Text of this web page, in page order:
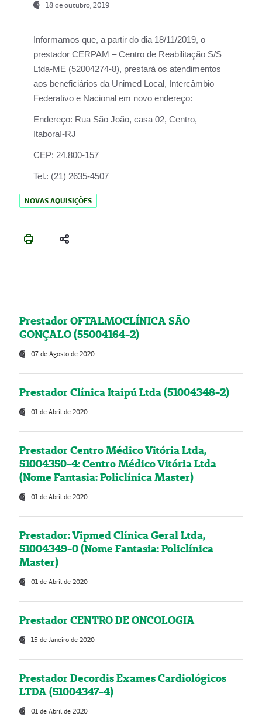
18 de outubro, 2019
Informamos que, a partir do dia 18/11/2019, o
prestador CERPAM – Centro de Reabilitação S/S
Ltda-ME (52004274-8), prestará os atendimentos
aos beneficiários da Unimed Local, Intercâmbio
Federativo e Nacional em novo endereço:
Endereço: Rua São João, casa 02, Centro,
Itaboraí-RJ
CEP: 24.800-157
Tel.: (21) 2635-4507
NOVAS AQUISIÇÕES
Prestador OFTALMOCLÍNICA SÃO
GONÇALO (55004164-2)
07 de Agosto de 2020
Prestador Clínica Itaipú Ltda (51004348-2)
01 de Abril de 2020
Prestador Centro Médico Vitória Ltda,
51004350-4: Centro Médico Vitória Ltda
(Nome Fantasia: Policlínica Master)
01 de Abril de 2020
Prestador: Vipmed Clínica Geral Ltda,
51004349-0 (Nome Fantasia: Policlínica
Master)
01 de Abril de 2020
Prestador CENTRO DE ONCOLOGIA
15 de Janeiro de 2020
Prestador Decordis Exames Cardiológicos
LTDA (51004347-4)
01 de Abril de 2020